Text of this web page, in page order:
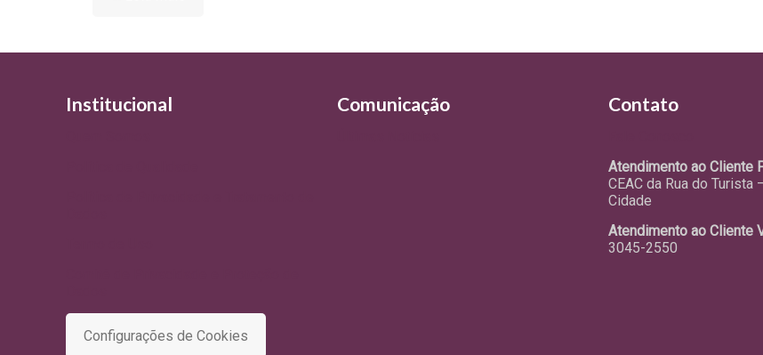
Institucional
Configurações de Cookies
Comunicação Contato
Atendimento ao Cliente
CEAC da Rua do Turista
Cidade
Atendimento ao Cliente
3045-2550